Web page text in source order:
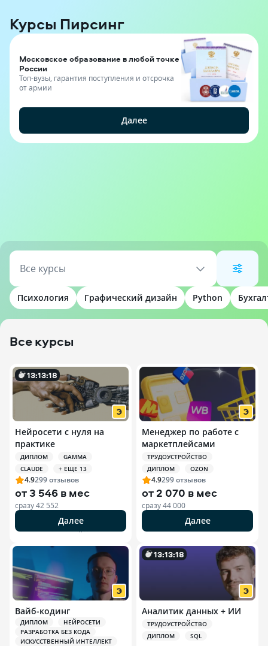
Курсы Пирсинг
Московское образование в любой точке
России
Топ-вузы, гарантия поступления и отсрочка
от армии
Далее
Все курсы
Психология Графический дизайн Python
Все курсы
13:13:17
Нейросети с нуля на
практике
ДИПЛОМ
GAMMA
CLAUDE
+ ЕЩЕ 13
4.9299отзывов
от3 546 в мес
сразу42 552
Далее
Менеджер по работе с
маркетплейсами
ТРУДОУСТРОЙСТВО
ДИПЛОМ
OZON
4.9299отзывов
от2 070 в мес
сразу44 000
Далее
Вайб-кодинг
ДИПЛОМ
НЕЙРОСЕТИ
РАЗРАБОТКА БЕЗ КОДА
ИСКУССТВЕННЫЙ ИНТЕЛЛЕКТ
13:13:17
Аналитик данных + ИИ
ТРУДОУСТРОЙСТВО
ДИПЛОМ
SQL